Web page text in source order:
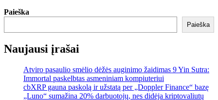
Paieška
Paieška
Naujausi įrašai
Atviro pasaulio smėlio dėžės auginimo žaidimas 9 Yin Sutra:
Immortal paskelbtas asmeniniam kompiuteriui
cbXRP gauna paskolą ir užstatą per „Doppler Finance“ bazę
„Luno“ sumažina 20% darbuotojų, nes didėja kriptovaliutų